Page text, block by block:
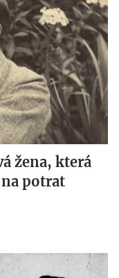
žena, která
potrat